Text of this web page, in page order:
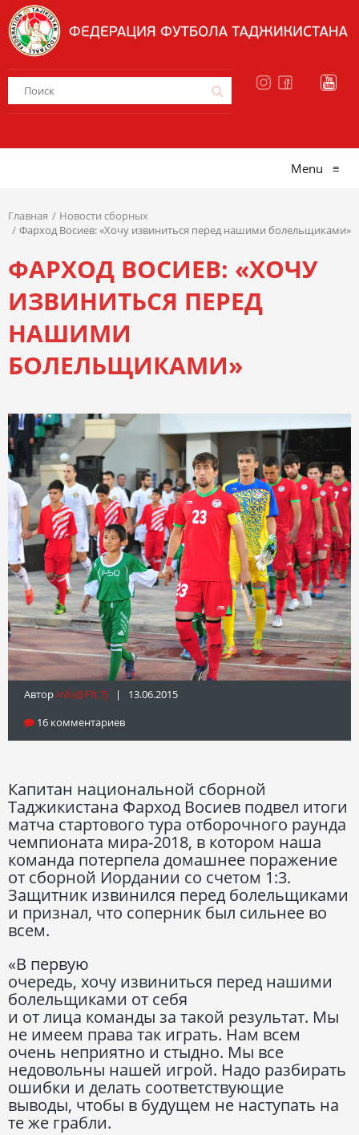
Menu ≡
Главная
Новости сборных
Фарход Восиев: «Хочу извиниться перед нашими болельщиками»
ФАРХОД ВОСИЕВ: «ХОЧУ
ИЗВИНИТЬСЯ ПЕРЕД
НАШИМИ
БОЛЕЛЬЩИКАМИ»
Автор Info@fft.tj | 13.06.2015
16 комментариев
Капитан национальной сборной
Таджикистана Фарход Восиев подвел итоги
матча стартового тура отборочного раунда
чемпионата мира-2018, в котором наша
команда потерпела домашнее поражение
от сборной Иордании со счетом 1:3.
Защитник извинился перед болельщиками
и признал, что соперник был сильнее во
всем.
«В первую
очередь, хочу извиниться перед нашими
болельщиками от себя
и от лица команды за такой результат. Мы
не имеем права так играть. Нам всем
очень неприятно и стыдно. Мы все
недовольны нашей игрой. Надо разбирать
ошибки и делать соответствующие
выводы, чтобы в будущем не наступать на
те же грабли.